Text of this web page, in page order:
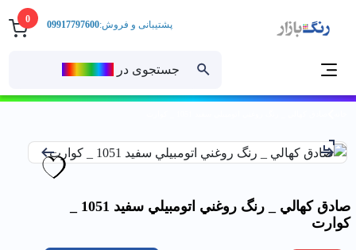
0
جستجوی در
پشتیبانی و فروش:09917797600
كوارت